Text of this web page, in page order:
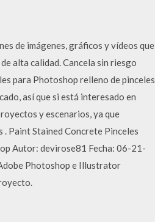
de imágenes, gráficos y vídeos que
alta calidad. Cancela sin riesgo
para Photoshop relleno de pinceles
así que si está interesado en
y escenarios, ya que
Paint Stained Concrete Pinceles
Autor: devirose81 Fecha: 06-21-
Photoshop e Illustrator